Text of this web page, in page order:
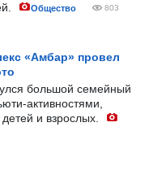
Общество 803
«Амбар» провел
большой семейный
активностями,
и взрослых.